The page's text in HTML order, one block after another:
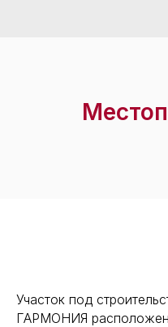
Участок под
ГАРМОНИЯ